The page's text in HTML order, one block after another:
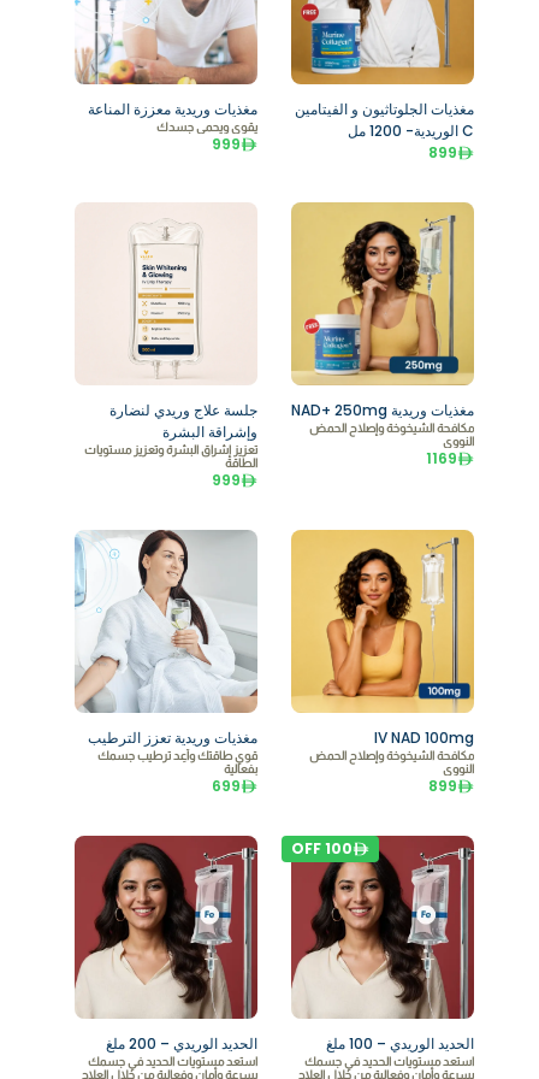
مغذيات الجلوتاثيون و الفيتامين
C الوريدية- 1200 مل
899
مغذيات وريدية معززة المناعة
يقوي ويحمي جسدك
999
مغذيات وريدية NAD+ 250mg
مكافحة الشيخوخة وإصلاح الحمض
النووي
1169
جلسة علاج وريدي لنضارة
وإشراقة البشرة
تعزيز إشراق البشرة وتعزيز مستويات
الطاقة
999
IV NAD 100mg
مكافحة الشيخوخة وإصلاح الحمض
النووي
899
مغذيات وريدية تعزز الترطيب
قوي طاقتك وأعِد ترطيب جسمك
بفعالية
699
الحديد الوريدي – 100 ملغ
استعد مستويات الحديد في جسمك
بسرعة وأمان وفعالية من خلال العلاج
100
OFF
الحديد الوريدي – 200 ملغ
استعد مستويات الحديد في جسمك
بسرعة وأمان وفعالية من خلال العلاج